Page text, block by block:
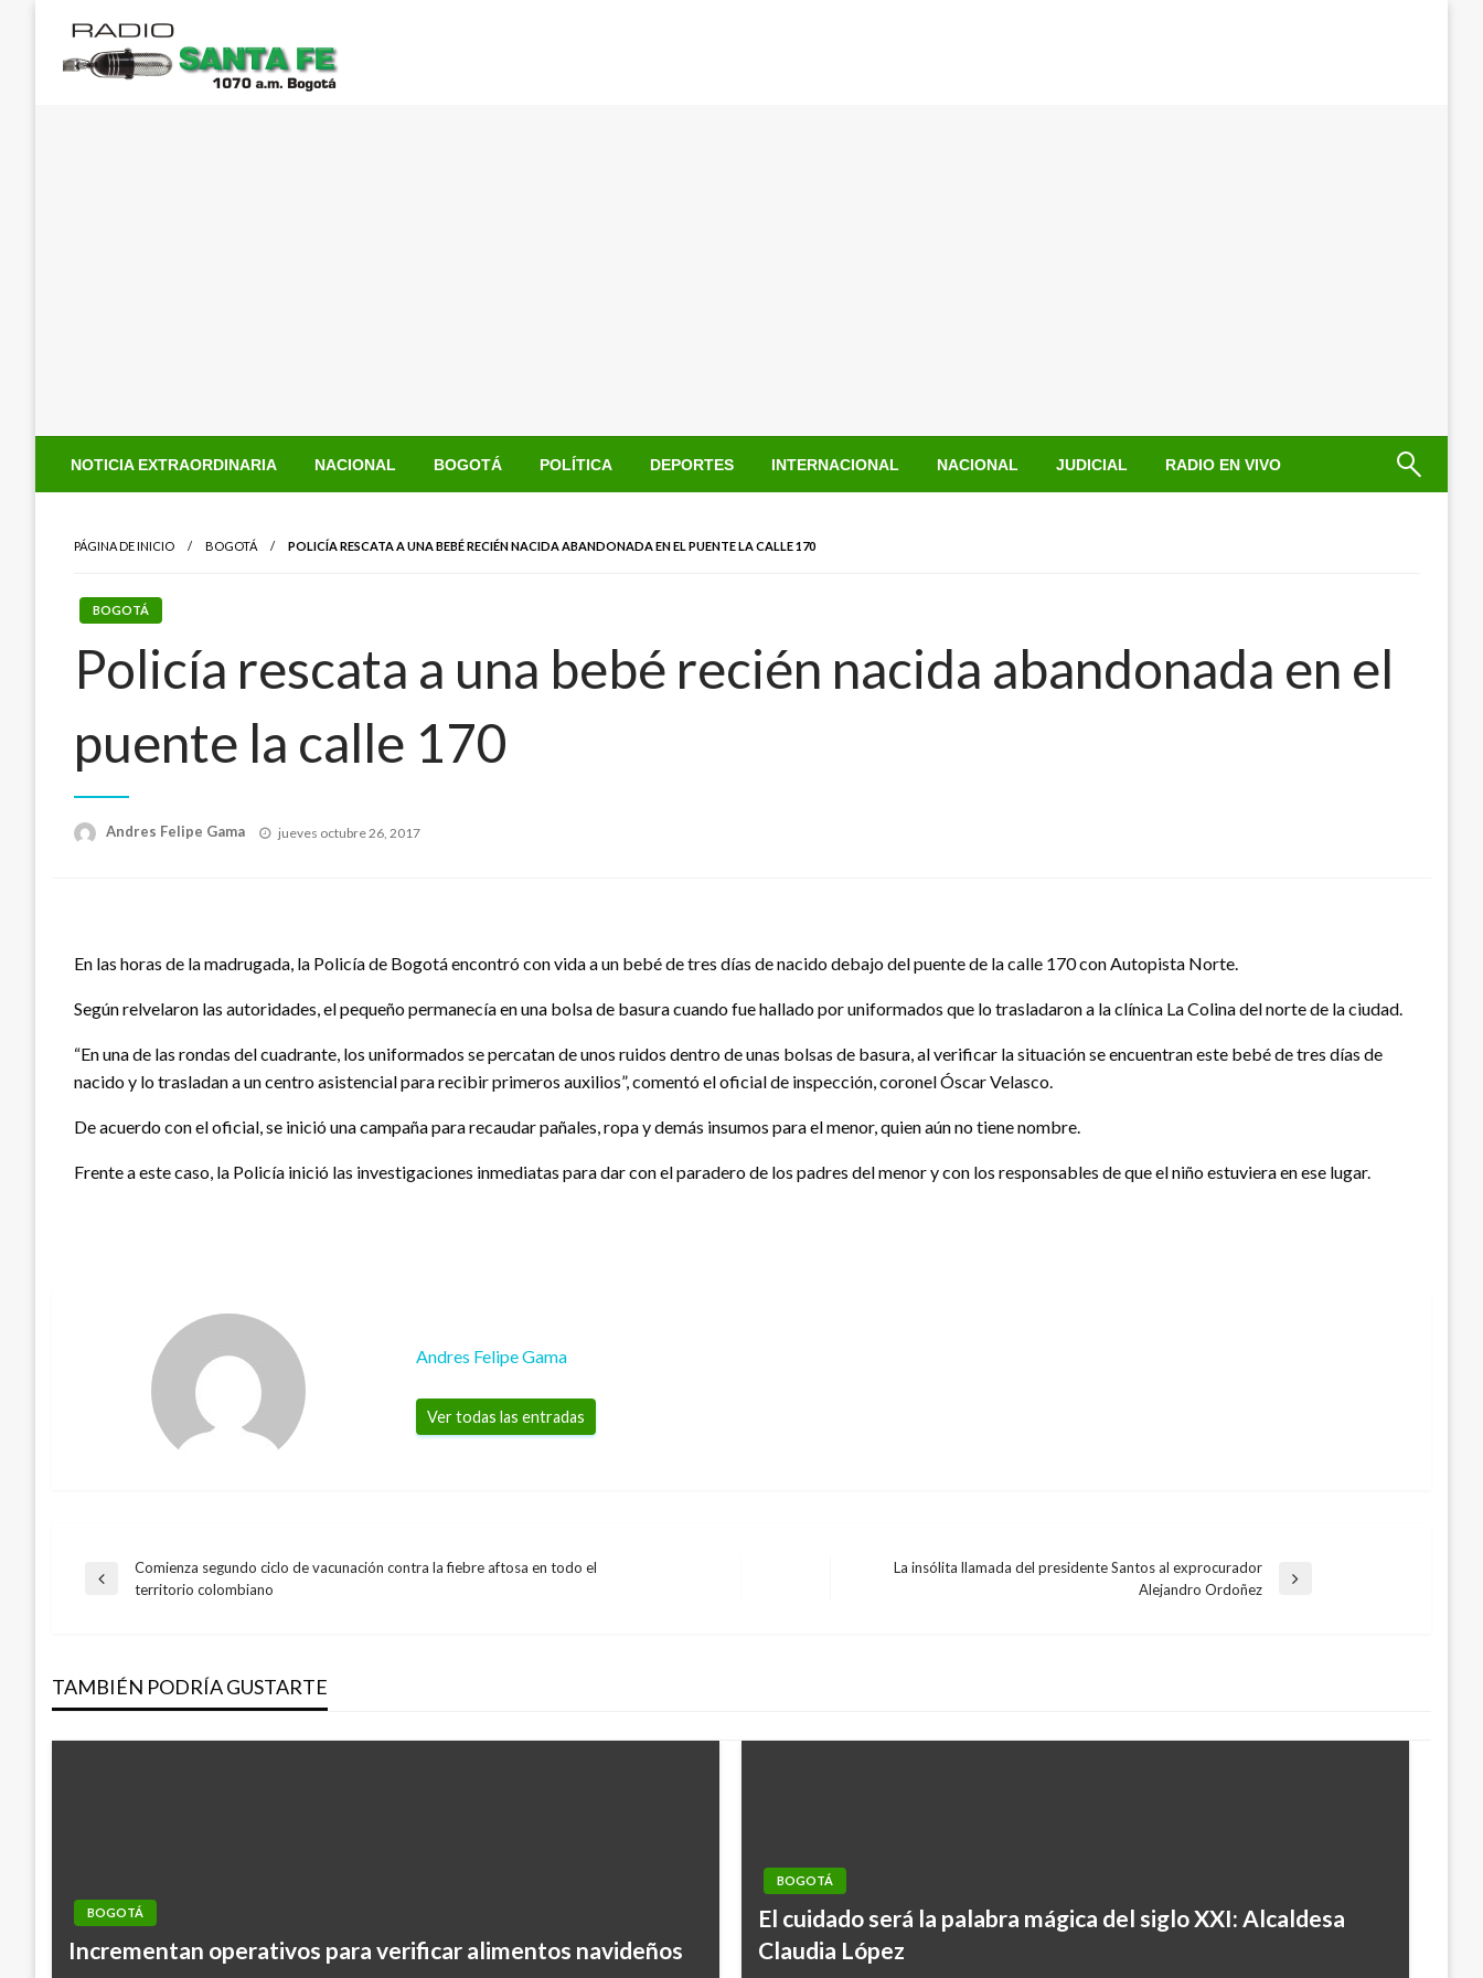
contenido
NOTICIA EXTRAORDINARIA NACIONAL BOGOTÁ POLÍTICA DEPORTES INTERNACIONAL NACIONAL JUDICIAL RADIO EN VIVO
PÁGINA DE INICIO BOGOTÁ POLICÍA RESCATA A UNA BEBÉ RECIÉN NACIDA ABANDONADA EN EL PUENTE LA CALLE 170
BOGOTÁ
Policía rescata a una bebé recién nacida abandonada en el
puente la calle 170
Andres Felipe Gama
Publicado
jueves octubre 26, 2017
En las horas de la madrugada, la Policía de Bogotá encontró con vida a un bebé de tres días de nacido debajo del puente de la calle 170 con Autopista Norte.
Según relvelaron las autoridades, el pequeño permanecía en una bolsa de basura cuando fue hallado por uniformados que lo trasladaron a la clínica La Colina del norte de la ciudad.
“En una de las rondas del cuadrante, los uniformados se percatan de unos ruidos dentro de unas bolsas de basura, al verificar la situación se encuentran este bebé de tres días de
nacido y lo trasladan a un centro asistencial para recibir primeros auxilios”, comentó el oficial de inspección, coronel Óscar Velasco.
De acuerdo con el oficial, se inició una campaña para recaudar pañales, ropa y demás insumos para el menor, quien aún no tiene nombre.
Frente a este caso, la Policía inició las investigaciones inmediatas para dar con el paradero de los padres del menor y con los responsables de que el niño estuviera en ese lugar.
Andres Felipe Gama
Ver todas las entradas
Navegación
entradas
Entrada
Comienza segundo ciclo de vacunación contra la fiebre aftosa en todo el
territorio colombiano
La insólita llamada del presidente Santos al exprocurador
Alejandro Ordoñez
TAMBIÉN PODRÍA GUSTARTE
BOGOTÁ
Incrementan operativos para verificar alimentos navideños
BOGOTÁ
El cuidado será la palabra mágica del siglo XXI: Alcaldesa
Claudia López
Suspensión de agua en 18 barrios del centro